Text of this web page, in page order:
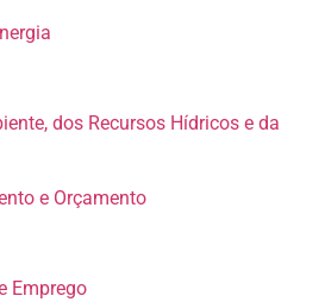
dos Recursos Hídricos e da
e Orçamento
Emprego